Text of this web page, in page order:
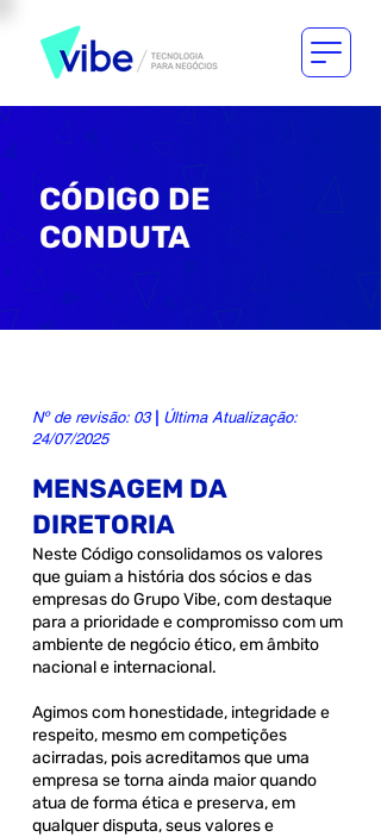
CÓDIGO DE
CONDUTA
Nº de revisão: 03
Última Atualização:
24/07/2025
MENSAGEM DA
DIRETORIA
Neste Código consolidamos os valores
que guiam a história dos sócios e das
empresas do Grupo Vibe, com destaque
para a prioridade e compromisso com um
ambiente de negócio ético, em âmbito
nacional e internacional.
Agimos com honestidade, integridade e
respeito, mesmo em competições
acirradas, pois acreditamos que uma
empresa se torna ainda maior quando
atua de forma ética e preserva, em
qualquer disputa, seus valores e